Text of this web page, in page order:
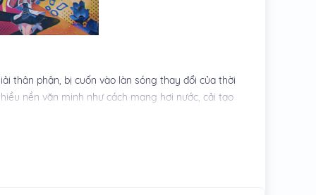
thân phận, bị cuốn vào làn sóng thay đổi của thời
nền văn minh như cách mạng hơi nước, cải tạo
giới quan kết hợp thiết lập Warhammer thời